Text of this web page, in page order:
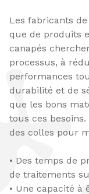
Les fabricants
que de produits
canapés
processus, à
performances
durabilité et de
que les bons
tous ces
des colles pour
• Des temps de
de traitements
• Une capacité à